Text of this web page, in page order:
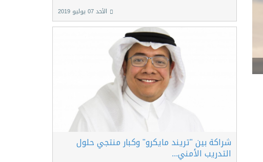
الأحد 07 يوليو 2019
شراكة بين "تريند مايكرو" وكبار منتجي حلول
التدريب الأمني...